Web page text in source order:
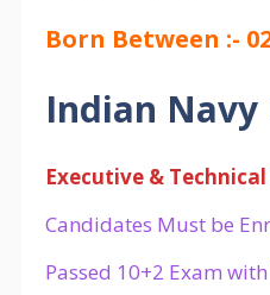
Born Between :-
Indian Navy
Executive &
Candidates Must be
Passed 10+2 Exam